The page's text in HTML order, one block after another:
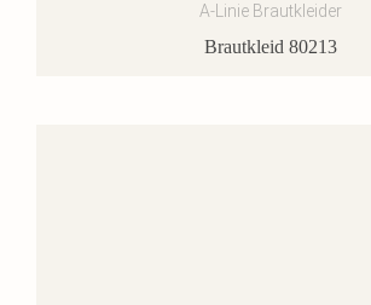
A-Linie Brautkleider
Brautkleid 80213